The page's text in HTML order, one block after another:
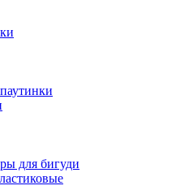
для бигуди